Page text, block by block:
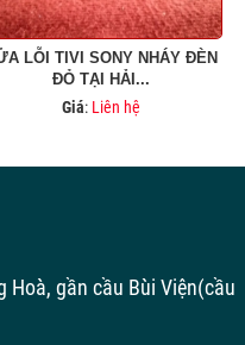
LỖI TIVI SONY NHÁY ĐÈN
ĐỎ TẠI HẢI...
Giá: Liên hệ
Hoà, gần cầu Bùi Viện(cầu